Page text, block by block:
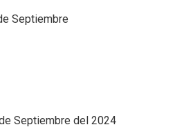
Septiembre
Septiembre del 2024